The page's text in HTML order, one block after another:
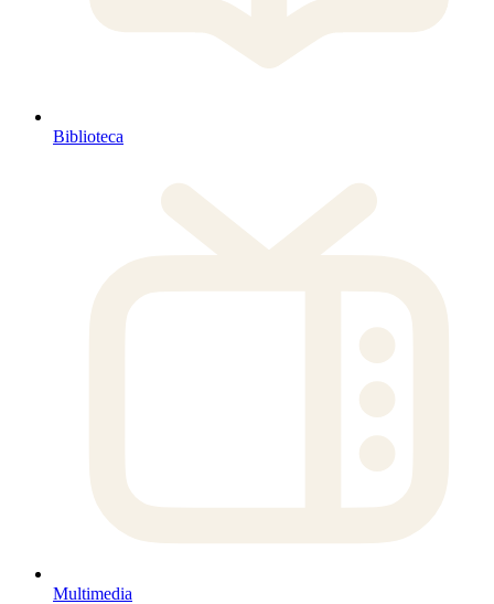
Biblioteca
Multimedia